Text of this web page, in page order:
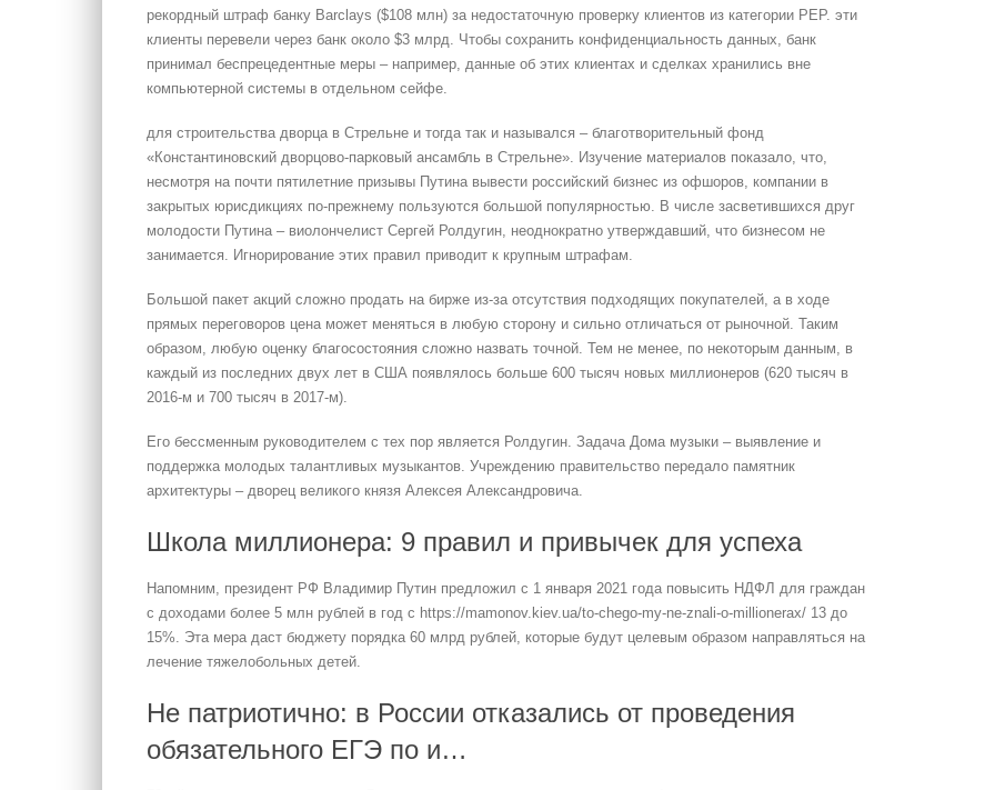
рекордный штраф банку Barclays ($108 млн) за недостаточную проверку клиентов из категории PEP. эти
клиенты перевели через банк около $3 млрд. Чтобы сохранить конфиденциальность данных, банк
принимал беспрецедентные меры – например, данные об этих клиентах и сделках хранились вне
компьютерной системы в отдельном сейфе.
для строительства дворца в Стрельне и тогда так и назывался – благотворительный фонд
«Константиновский дворцово-парковый ансамбль в Стрельне». Изучение материалов показало, что,
несмотря на почти пятилетние призывы Путина вывести российский бизнес из офшоров, компании в
закрытых юрисдикциях по-прежнему пользуются большой популярностью. В числе засветившихся друг
молодости Путина – виолончелист Сергей Ролдугин, неоднократно утверждавший, что бизнесом не
занимается. Игнорирование этих правил приводит к крупным штрафам.
Большой пакет акций сложно продать на бирже из-за отсутствия подходящих покупателей, а в ходе
прямых переговоров цена может меняться в любую сторону и сильно отличаться от рыночной. Таким
образом, любую оценку благосостояния сложно назвать точной. Тем не менее, по некоторым данным, в
каждый из последних двух лет в США появлялось больше 600 тысяч новых миллионеров (620 тысяч в
2016-м и 700 тысяч в 2017-м).
Его бессменным руководителем с тех пор является Ролдугин. Задача Дома музыки – выявление и
поддержка молодых талантливых музыкантов. Учреждению правительство передало памятник
архитектуры – дворец великого князя Алексея Александровича.
Школа миллионера: 9 правил и привычек для успеха
Напомним, президент РФ Владимир Путин предложил с 1 января 2021 года повысить НДФЛ для граждан
с доходами более 5 млн рублей в год с https://mamonov.kiev.ua/to-chego-my-ne-znali-o-millionerax/ 13 до
15%. Эта мера даст бюджету порядка 60 млрд рублей, которые будут целевым образом направляться на
лечение тяжелобольных детей.
Не патриотично: в России отказались от проведения
обязательного ЕГЭ по и…